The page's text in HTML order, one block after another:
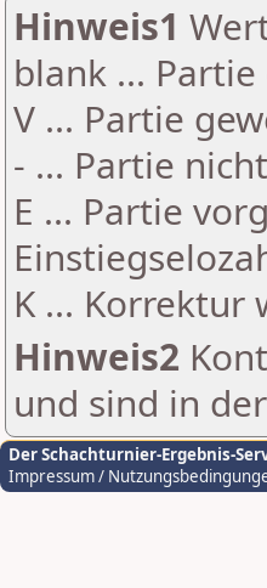
Hinweis1
blank ...
V ... Partie
- ... Partie
E ... Partie
K ... Korrektur
Hinweis2
und sind in
Der Schachturnier-Ergebnis-
Impressum /